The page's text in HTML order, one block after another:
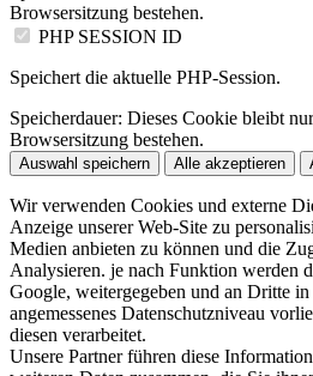
Browsersitzung bestehen.
PHP SESSION ID
Speichert die aktuelle PHP-Session.
Speicherdauer: Dieses Cookie bleibt
Browsersitzung bestehen.
Auswahl speichern Alle akzeptieren
Wir verwenden Cookies und externe
Anzeige unserer Web-Site zu
Medien anbieten zu können und die
Analysieren. je nach Funktion werden
Google, weitergegeben und an Dritte
angemessenes Datenschutzniveau
diesen verarbeitet.
Unsere Partner führen diese